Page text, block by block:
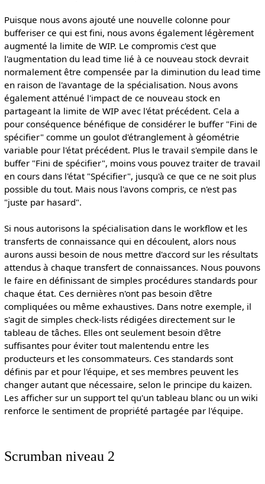
Puisque nous avons ajouté une nouvelle colonne pour
bufferiser ce qui est fini, nous avons également légèrement
augmenté la limite de WIP. Le compromis c'est que
l'augmentation du lead time lié à ce nouveau stock devrait
normalement être compensée par la diminution du lead time
en raison de l'avantage de la spécialisation. Nous avons
également atténué l'impact de ce nouveau stock en
partageant la limite de WIP avec l'état précédent. Cela a
pour conséquence bénéfique de considérer le buffer "Fini de
spécifier" comme un goulot d'étranglement à géométrie
variable pour l'état précédent. Plus le travail s'empile dans le
buffer "Fini de spécifier", moins vous pouvez traiter de travail
en cours dans l'état "Spécifier", jusqu'à ce que ce ne soit plus
possible du tout. Mais nous l'avons compris, ce n'est pas
"juste par hasard".
Si nous autorisons la spécialisation dans le workflow et les
transferts de connaissance qui en découlent, alors nous
aurons aussi besoin de nous mettre d'accord sur les résultats
attendus à chaque transfert de connaissances. Nous pouvons
le faire en définissant de simples procédures standards pour
chaque état. Ces dernières n'ont pas besoin d'être
compliquées ou même exhaustives. Dans notre exemple, il
s'agit de simples check-lists rédigées directement sur le
tableau de tâches. Elles ont seulement besoin d'être
suffisantes pour éviter tout malentendu entre les
producteurs et les consommateurs. Ces standards sont
définis par et pour l'équipe, et ses membres peuvent les
changer autant que nécessaire, selon le principe du kaizen.
Les afficher sur un support tel qu'un tableau blanc ou un wiki
renforce le sentiment de propriété partagée par l'équipe.
Scrumban niveau 2